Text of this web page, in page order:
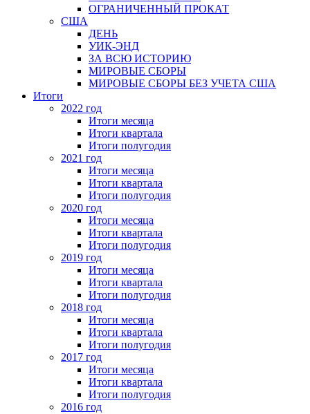
ОГРАНИЧЕННЫЙ ПРОКАТ
США
ДЕНЬ
УИК-ЭНД
ЗА ВСЮ ИСТОРИЮ
МИРОВЫЕ СБОРЫ
МИРОВЫЕ СБОРЫ БЕЗ УЧЕТА США
Итоги
2022 год
Итоги месяца
Итоги квартала
Итоги полугодия
2021 год
Итоги месяца
Итоги квартала
Итоги полугодия
2020 год
Итоги месяца
Итоги квартала
Итоги полугодия
2019 год
Итоги месяца
Итоги квартала
Итоги полугодия
2018 год
Итоги месяца
Итоги квартала
Итоги полугодия
2017 год
Итоги месяца
Итоги квартала
Итоги полугодия
2016 год